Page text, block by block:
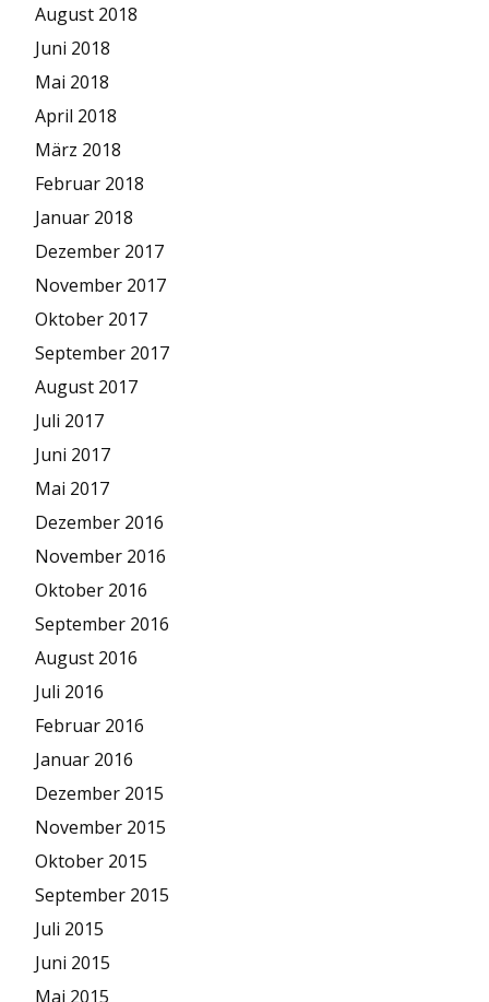
August 2018
Juni 2018
Mai 2018
April 2018
März 2018
Februar 2018
Januar 2018
Dezember 2017
November 2017
Oktober 2017
September 2017
August 2017
Juli 2017
Juni 2017
Mai 2017
Dezember 2016
November 2016
Oktober 2016
September 2016
August 2016
Juli 2016
Februar 2016
Januar 2016
Dezember 2015
November 2015
Oktober 2015
September 2015
Juli 2015
Juni 2015
Mai 2015